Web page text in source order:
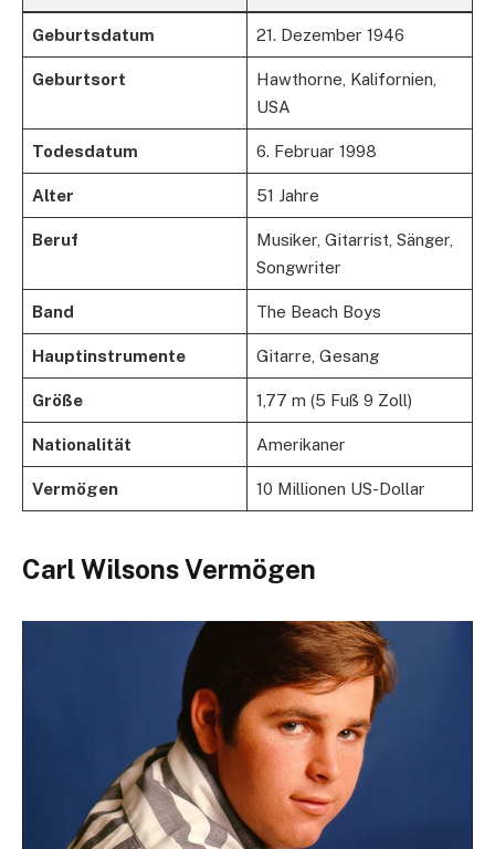
Geburtsdatum 21. Dezember 1946
Geburtsort
Hawthorne, Kalifornien,
USA
Todesdatum 6. Februar 1998
Alter 51 Jahre
Beruf
Musiker, Gitarrist, Sänger,
Songwriter
Band The Beach Boys
Hauptinstrumente Gitarre, Gesang
Größe 1,77 m (5 Fuß 9 Zoll)
Nationalität Amerikaner
Vermögen 10 Millionen US-Dollar
Carl Wilsons Vermögen